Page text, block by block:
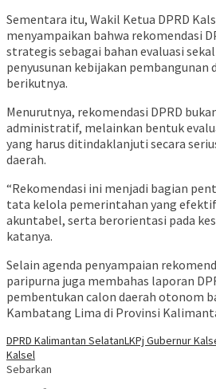
Sementara itu, Wakil Ketua DPRD
menyampaikan bahwa rekomendasi
strategis sebagai bahan evaluasi
penyusunan kebijakan pembangunan
berikutnya.
Menurutnya, rekomendasi DPRD
administratif, melainkan bentuk
yang harus ditindaklanjuti secara
daerah.
“Rekomendasi ini menjadi bagian
tata kelola pemerintahan yang
akuntabel, serta berorientasi pada
katanya.
Selain agenda penyampaian
paripurna juga membahas laporan
pembentukan calon daerah otonom
Kambatang Lima di Provinsi
DPRD Kalimantan SelatanLKPj Gubernur
Kalsel
Sebarkan